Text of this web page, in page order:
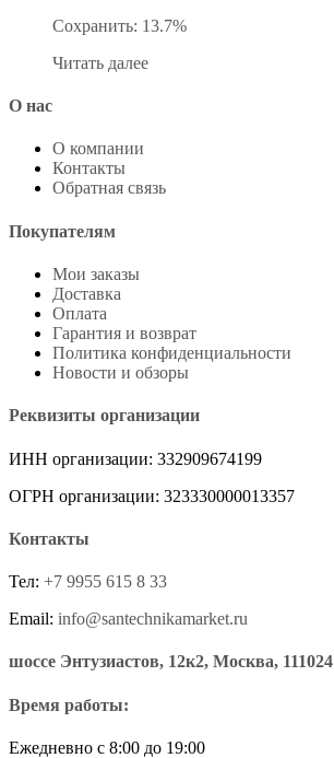
Сохранить: 13.7%
Читать далее
О нас
О компании
Контакты
Обратная связь
Покупателям
Мои заказы
Доставка
Оплата
Гарантия и возврат
Политика конфиденциальности
Новости и обзоры
Реквизиты организации
ИНН организации: 332909674199
ОГРН организации: 323330000013357
Контакты
Тел: +7 9955 615 8 33
Email: info@santechnikamarket.ru
шоссе Энтузиастов, 12к2, Москва, 111024
Время работы:
Ежедневно с 8:00 до 19:00